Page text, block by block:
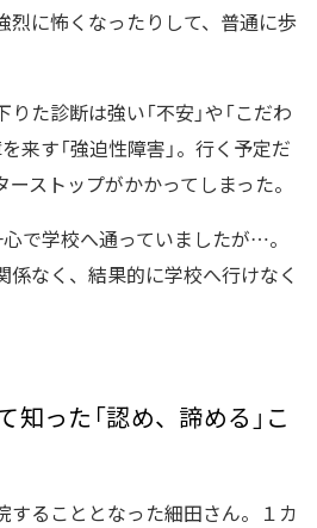
烈に怖くなったりして、普通に歩
た診断は強い「不安」や「こだわ
来す「強迫性障害」。行く予定だ
ストップがかかってしまった。
で学校へ通っていましたが…。
係なく、結果的に学校へ行けなく
った「認め、諦める」こ
することとなった細田さん。１カ